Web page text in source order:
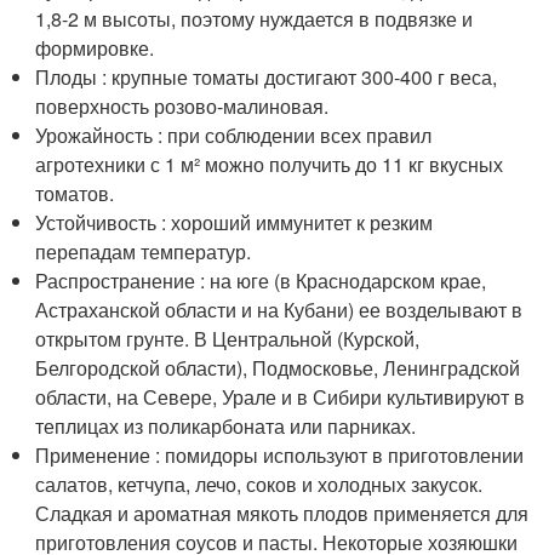
1,8-2 м высоты, поэтому нуждается в подвязке и
формировке.
Плоды : крупные томаты достигают 300-400 г веса,
поверхность розово-малиновая.
Урожайность : при соблюдении всех правил
агротехники с 1 м² можно получить до 11 кг вкусных
томатов.
Устойчивость : хороший иммунитет к резким
перепадам температур.
Распространение : на юге (в Краснодарском крае,
Астраханской области и на Кубани) ее возделывают в
открытом грунте. В Центральной (Курской,
Белгородской области), Подмосковье, Ленинградской
области, на Севере, Урале и в Сибири культивируют в
теплицах из поликарбоната или парниках.
Применение : помидоры используют в приготовлении
салатов, кетчупа, лечо, соков и холодных закусок.
Сладкая и ароматная мякоть плодов применяется для
приготовления соусов и пасты. Некоторые хозяюшки